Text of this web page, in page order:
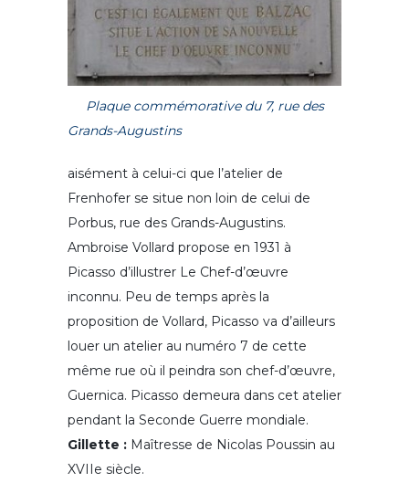
Plaque commémorative du 7, rue des
Grands-Augustins
aisément à celui-ci que l’atelier de
Frenhofer se situe non loin de celui de
Porbus, rue des Grands-Augustins.
Ambroise Vollard propose en 1931 à
Picasso d’illustrer Le Chef-d’œuvre
inconnu. Peu de temps après la
proposition de Vollard, Picasso va d’ailleurs
louer un atelier au numéro 7 de cette
même rue où il peindra son chef-d’œuvre,
Guernica. Picasso demeura dans cet atelier
pendant la Seconde Guerre mondiale.
Gillette : Maîtresse de Nicolas Poussin au
XVIIe siècle.